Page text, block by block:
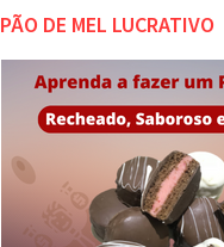
PÃO DE MEL LUCRATIVO